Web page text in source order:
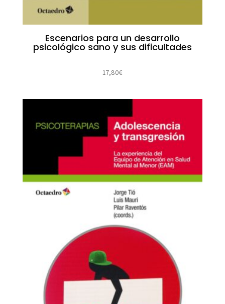
Escenarios para un desarrollo
psicológico sano y sus dificultades
17,80€